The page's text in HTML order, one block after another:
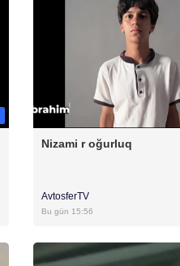
Nizami r oğurluq
AvtosferTV
Bu gün 15:56